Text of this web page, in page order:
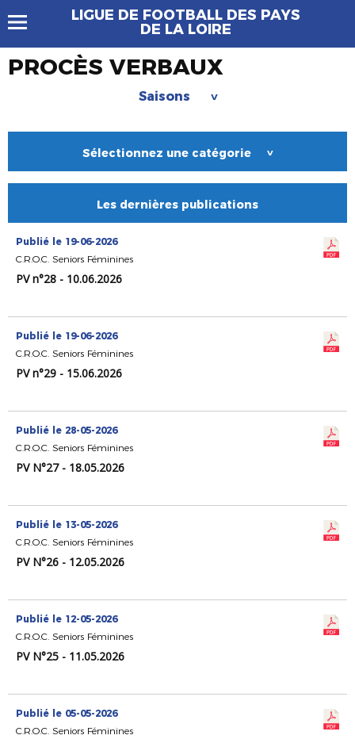
LIGUE DE FOOTBALL DES PAYS
DE LA LOIRE
PROCÈS VERBAUX
Saisons >
Sélectionnez une catégorie >
Les dernières publications
Publié le 19-06-2026
C.R.O.C. Seniors Féminines
PV n°28 - 10.06.2026
Publié le 19-06-2026
C.R.O.C. Seniors Féminines
PV n°29 - 15.06.2026
Publié le 28-05-2026
C.R.O.C. Seniors Féminines
PV N°27 - 18.05.2026
Publié le 13-05-2026
C.R.O.C. Seniors Féminines
PV N°26 - 12.05.2026
Publié le 12-05-2026
C.R.O.C. Seniors Féminines
PV N°25 - 11.05.2026
Publié le 05-05-2026
C.R.O.C. Seniors Féminines